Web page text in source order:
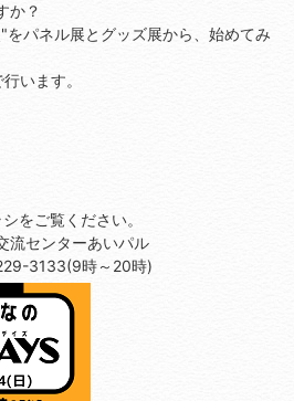
か？
パネル展とグッズ展から、始めてみ
います。
をご覧ください。
流センターあいパル
時～20時)